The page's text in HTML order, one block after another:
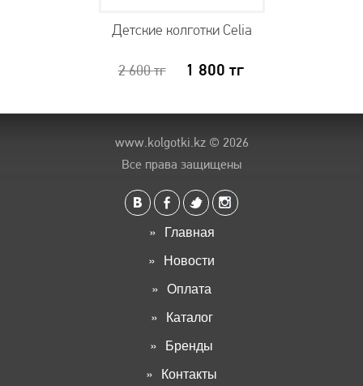
Детские колготки Celia
2 600тг 1 800 тг
www.kolgotki.kz© 2026
Все права защищены
Главная
Новости
Оплата
Каталог
Бренды
Контакты